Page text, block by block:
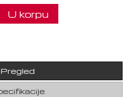
U korpu
Pregled